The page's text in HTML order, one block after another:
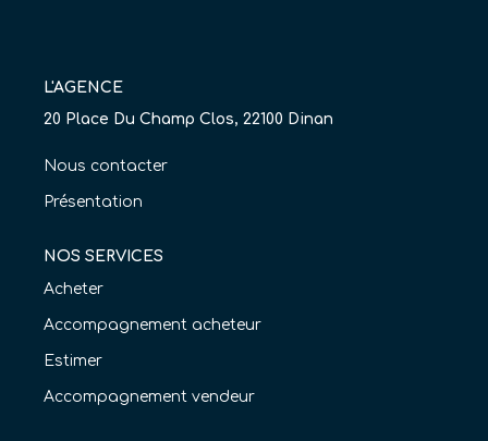
Livre D'or
L'AGENCE
20 Place Du Champ Clos, 22100 Dinan
Nous contacter
Présentation
NOS SERVICES
Acheter
Accompagnement acheteur
Estimer
Accompagnement vendeur